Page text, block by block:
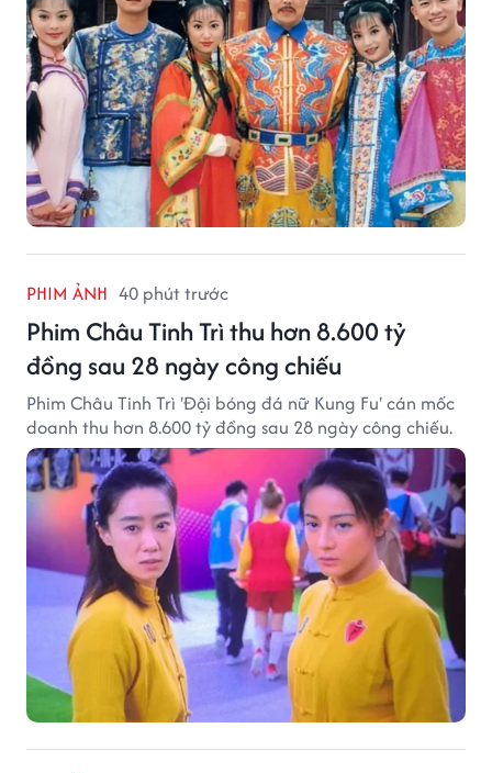
PHIM ẢNH 40 phút trước
Phim Châu Tinh Trì thu hơn 8.600 tỷ
đồng sau 28 ngày công chiếu
Phim Châu Tinh Trì 'Đội bóng đá nữ Kung Fu' cán mốc
doanh thu hơn 8.600 tỷ đồng sau 28 ngày công chiếu.